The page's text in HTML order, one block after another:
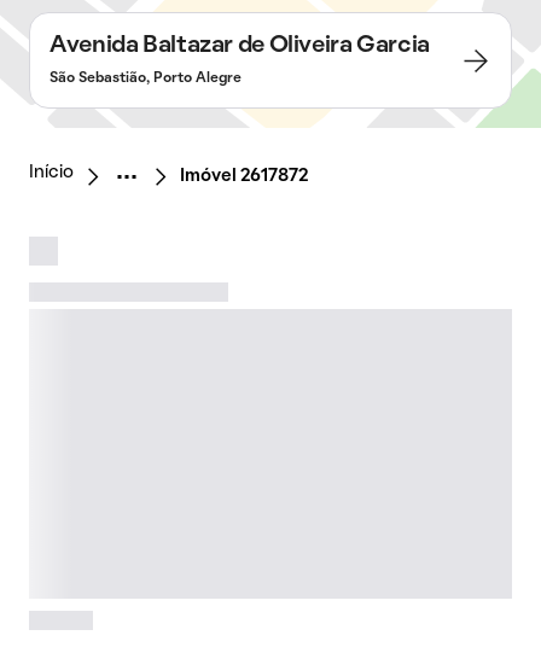
Avenida Baltazar de Oliveira Garcia
São Sebastião, Porto Alegre
Início Imóvel 2617872